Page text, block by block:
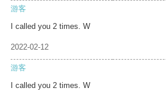
游客
I called you 2 times. W
2022-02-12
游客
I called you 2 times. W